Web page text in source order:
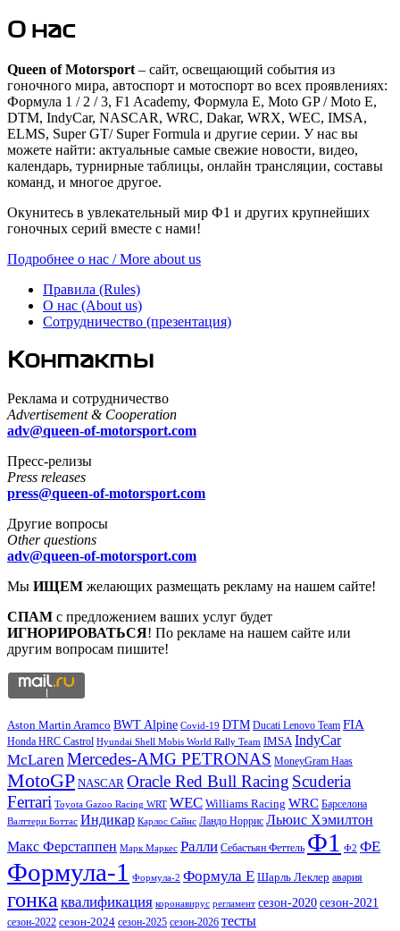
О нас
Queen of Motorsport – сайт, освещающий события из
гоночного мира, автоспорт и мотоспорт во всех проявлениях:
Формула 1 / 2 / 3, F1 Academy, Формула Е, Moto GP / Moto E,
DTM, IndyCar, NASCAR, WRC, Dakar, WRX, WEC, IMSA,
ELMS, Super GT/ Super Formula и другие серии. У нас вы
можете найти: актуальные самые свежие новости, видео,
календарь, турнирные таблицы, онлайн трансляции, составы
команд, и многое другое.
Окунитесь в увлекательный мир Ф1 и других крупнейших
гоночных серий вместе с нами!
Подробнее о нас / More about us
Правила (Rules)
О нас (About us)
Сотрудничество (презентация)
Контакты
Реклама и сотрудничество
Advertisement & Cooperation
adv@queen-of-motorsport.com
Пресс-релизы
Press releases
press@queen-of-motorsport.com
Другие вопросы
Other questions
adv@queen-of-motorsport.com
Мы ИЩЕМ желающих размещать рекламу на нашем сайте!
СПАМ с предложением ваших услуг будет
ИГНОРИРОВАТЬСЯ! По рекламе на нашем сайте или
другим вопросам пишите!
Aston Martin Aramco BWT Alpine Covid-19 DTM Ducati Lenovo Team FIA
Honda HRC Castrol Hyundai Shell Mobis World Rally Team IMSA IndyCar
McLarenMercedes-AMG PETRONAS MoneyGram Haas
MotoGP NASCAR Oracle Red Bull Racing Scuderia
Ferrari Toyota Gazoo Racing WRT WEC Williams Racing WRC Барселона
Валттери Боттас Индикар Карлос Сайнс Ландо Норрис Льюис Хэмилтон
Макс Ферстаппен Марк Маркес Ралли Себастьян Феттель Ф1 Ф2 ФЕ
Формула-1 Формула-2 Формула Е Шарль Леклер авария
гонкаквалификация коронавирус регламент сезон-2020сезон-2021
сезон-2022 сезон-2024 сезон-2025 сезон-2026 тесты